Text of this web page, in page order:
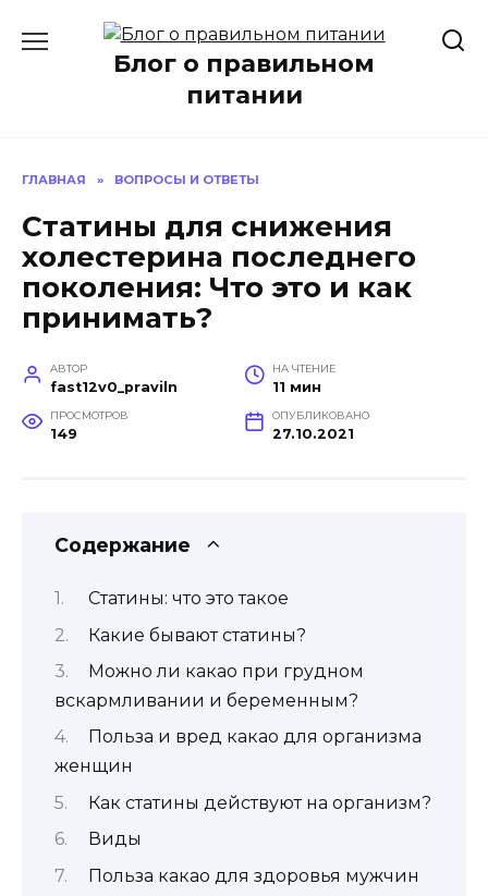
содержаниюБлог о правильном
питании
ГЛАВНАЯ » ВОПРОСЫ И ОТВЕТЫ
Статины для снижения
холестерина последнего
поколения: Что это и как
принимать?
АВТОР
fast12v0_praviln
НА ЧТЕНИЕ
11 мин
ПРОСМОТРОВ
149
ОПУБЛИКОВАНО
27.10.2021
Содержание
Статины: что это такое
Какие бывают статины?
Можно ли какао при грудном
вскармливании и беременным?
Польза и вред какао для организма
женщин
Как статины действуют на организм?
Виды
Польза какао для здоровья мужчин